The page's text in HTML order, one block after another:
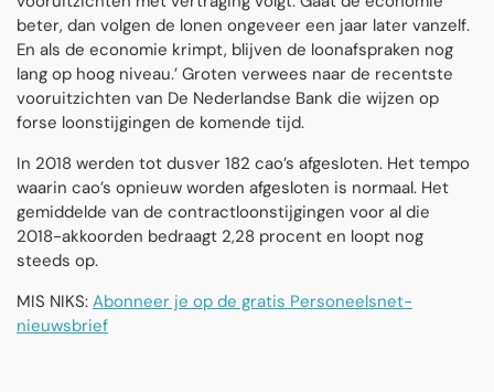
beter, dan volgen de lonen ongeveer een jaar later vanzelf.
En als de economie krimpt, blijven de loonafspraken nog
lang op hoog niveau.’ Groten verwees naar de recentste
vooruitzichten van De Nederlandse Bank die wijzen op
forse loonstijgingen de komende tijd.
In 2018 werden tot dusver 182 cao’s afgesloten. Het tempo
waarin cao’s opnieuw worden afgesloten is normaal. Het
gemiddelde van de contractloonstijgingen voor al die
2018-akkoorden bedraagt 2,28 procent en loopt nog
steeds op.
MIS NIKS: Abonneer je op de gratis Personeelsnet-
nieuwsbrief